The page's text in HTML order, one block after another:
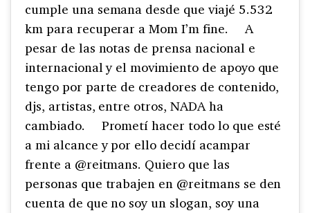
cumple una semana desde que viajé 5.532
km para recuperar a Mom I’m fine. ⠀ A
pesar de las notas de prensa nacional e
internacional y el movimiento de apoyo que
tengo por parte de creadores de contenido,
djs, artistas, entre otros, NADA ha
cambiado. ⠀ Prometí hacer todo lo que esté
a mi alcance y por ello decidí acampar
frente a @reitmans. Quiero que las
personas que trabajen en @reitmans se den
cuenta de que no soy un slogan, soy una